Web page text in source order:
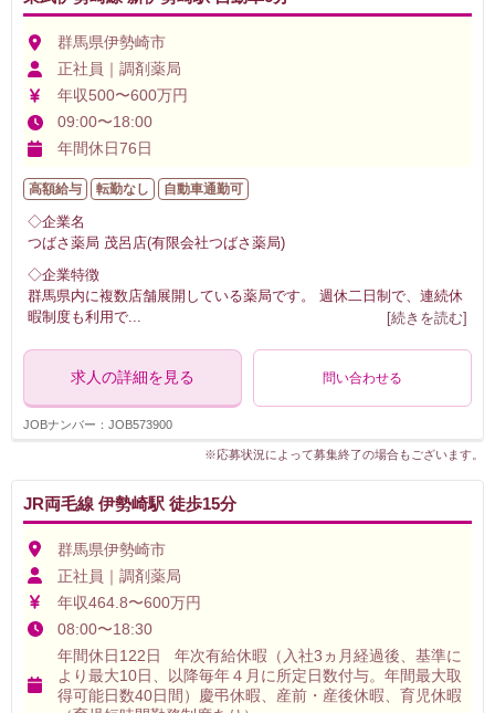
群馬県伊勢崎市
正社員｜調剤薬局
年収500〜600万円
09:00〜18:00
年間休日76日
高額給与 転勤なし 自動車通勤可
◇企業名
つばさ薬局 茂呂店(有限会社つばさ薬局)
◇企業特徴
群馬県内に複数店舗展開している薬局です。 週休二日制で、連続休
暇制度も利用で... [続きを読む]
求人の詳細を見る 問い合わせる
JOBナンバー：JOB573900
※応募状況によって募集終了の場合もございます。
JR両毛線 伊勢崎駅 徒歩15分
群馬県伊勢崎市
正社員｜調剤薬局
年収464.8〜600万円
08:00〜18:30
年間休日122日 年次有給休暇（入社3ヵ月経過後、基準に
より最大10日、以降毎年４月に所定日数付与。年間最大取
得可能日数40日間）慶弔休暇、産前・産後休暇、育児休暇